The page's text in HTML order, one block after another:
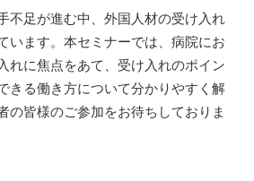
不足が進む中、外国人材の受け入れ
います。本セミナーでは、病院にお
れに焦点をあて、受け入れのポイン
きる働き方について分かりやすく解
の皆様のご参加をお待ちしておりま